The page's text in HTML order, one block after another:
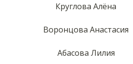
Круглова Алёна
Воронцова Анастасия
Абасова Лилия